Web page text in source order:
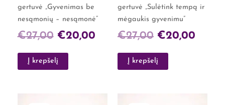
gertuvė „Gyvenimas be
nesąmonių – nesąmonė”
€27,00 €20,00
Į krepšelį
gertuvė „Sulėtink tempą ir
mėgaukis gyvenimu”
€27,00 €20,00
Į krepšelį